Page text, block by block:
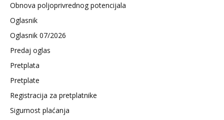
Obnova poljoprivrednog potencijala
Oglasnik
Oglasnik 07/2026
Predaj oglas
Pretplata
Pretplate
Registracija za pretplatnike
Sigurnost plaćanja